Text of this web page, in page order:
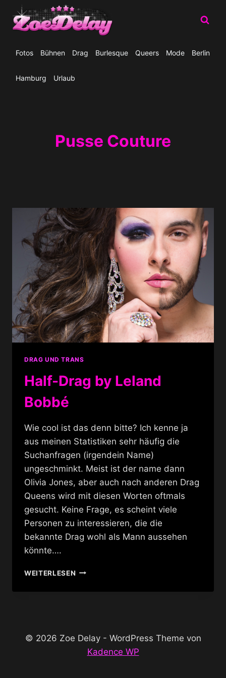
Inhalt
springen
Fotos Bühnen Drag Burlesque Queers Mode Berlin
Hamburg Urlaub
Pusse Couture
DRAG UND TRANS
Half-Drag by Leland
Bobbé
Wie cool ist das denn bitte? Ich kenne ja
aus meinen Statistiken sehr häufig die
Suchanfragen (irgendein Name)
ungeschminkt. Meist ist der name dann
Olivia Jones, aber auch nach anderen Drag
Queens wird mit diesen Worten oftmals
gesucht. Keine Frage, es scheint viele
Personen zu interessieren, die die
bekannte Drag wohl als Mann aussehen
könnte….
WEITERLESENHALF-
BY
© 2026 Zoe Delay - WordPress Theme von
Kadence WP